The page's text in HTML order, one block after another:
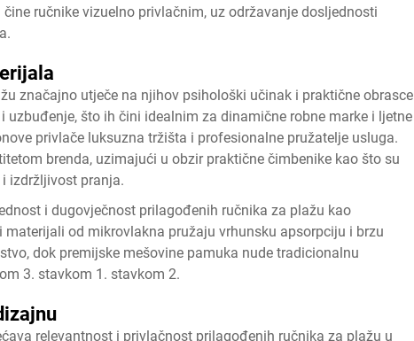
ručnike vizuelno privlačnim, uz održavanje dosljednosti
značajno utječe na njihov psihološki učinak i praktične obrasce
uzbuđenje, što ih čini idealnim za dinamične robne marke i ljetne
privlače luksuzna tržišta i profesionalne pružatelje usluga.
brenda, uzimajući u obzir praktične čimbenike kao što su
izdržljivost pranja.
i dugovječnost prilagođenih ručnika za plažu kao
od mikrovlakna pružaju vrhunsku apsorpciju i brzu
dok premijske mešovine pamuka nude tradicionalnu
3. stavkom 1. stavkom 2.
relevantnost i privlačnost prilagođenih ručnika za plažu u